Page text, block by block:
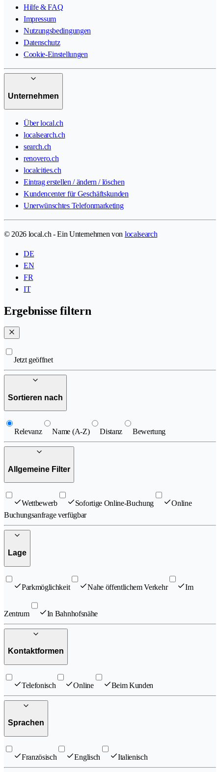
Hilfe & FAQ
Impressum
Nutzungsbedingungen
Datenschutz
Cookie-Einstellungen
Unternehmen
Über local.ch
localsearch.ch
search.ch
renovero.ch
localcities.ch
Eintrag erstellen / ändern / löschen
Kundencenter für Geschäftskunden
Unerwünschtes Telefonmarketing
© 2026 local.ch - Ein Unternehmen von localsearch
DE
EN
FR
IT
Ergebnisse filtern
Jetzt geöffnet
Sortieren nach
Relevanz Name (A-Z) Distanz Bewertung
Allgemeine Filter
Wettbewerb Sofortige Online-Buchung
Online
Buchungsanfrage verfügbar
Lage
Parkmöglichkeit Nahe öffentlichem Verkehr Im
Zentrum In Bahnhofsnähe
Kontaktformen
Telefonisch Online Beim Kunden
Sprachen
Französisch Englisch Italienisch